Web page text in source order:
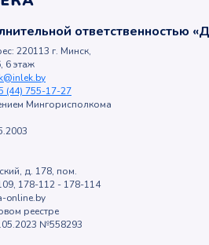
ответственностью
220113 г. Минск,
6 этаж
(44) 755-17-27
Мингорисполкома
д. 178, пом.
178-112 - 178-114
online.by
реестре
№558293